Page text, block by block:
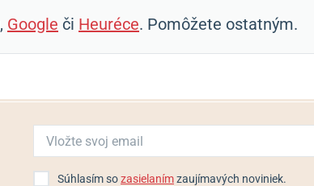
, Google či Heuréce. Pomôžete ostatným.
Súhlasím sozasielanímzaujímavých noviniek.